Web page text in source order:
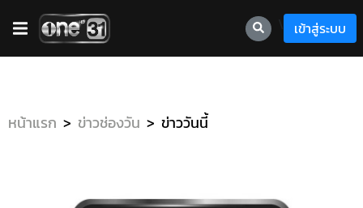
เข้าสู่ระบบ
หน้าแรก ข่าวช่องวัน ข่าววันนี้